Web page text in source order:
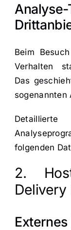
Beim
Verhalten
Das
sogenannten
folgenden
2.
Delivery